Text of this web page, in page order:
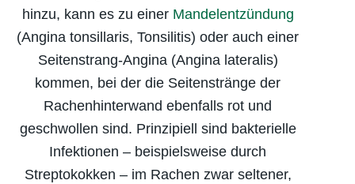
hinzu, kann es zu einer Mandelentzündung
(Angina tonsillaris, Tonsilitis) oder auch einer
Seitenstrang-Angina (Angina lateralis)
kommen, bei der die Seitenstränge der
Rachenhinterwand ebenfalls rot und
geschwollen sind. Prinzipiell sind bakterielle
Infektionen – beispielsweise durch
Streptokokken – im Rachen zwar seltener,